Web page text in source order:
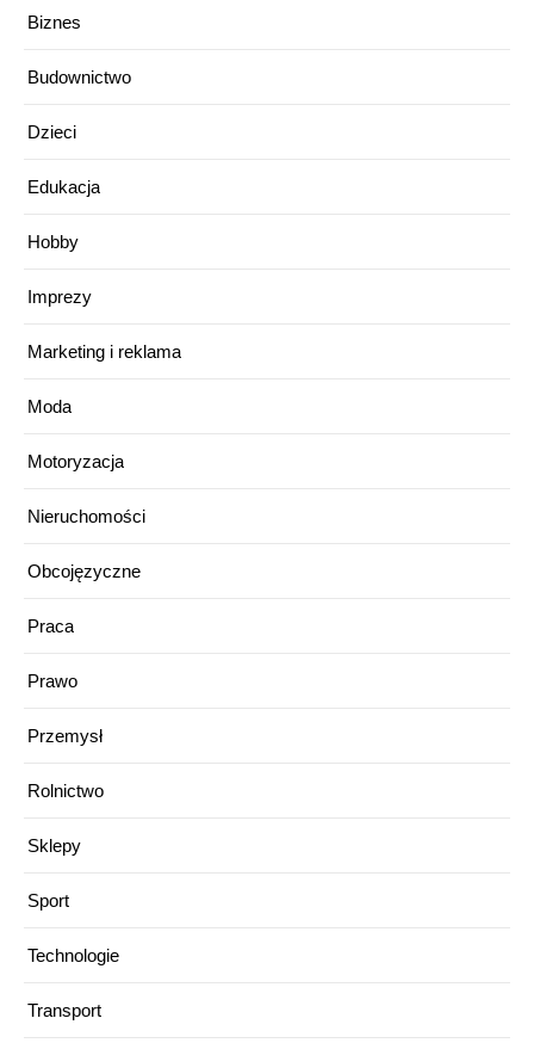
Biznes
Budownictwo
Dzieci
Edukacja
Hobby
Imprezy
Marketing i reklama
Moda
Motoryzacja
Nieruchomości
Obcojęzyczne
Praca
Prawo
Przemysł
Rolnictwo
Sklepy
Sport
Technologie
Transport